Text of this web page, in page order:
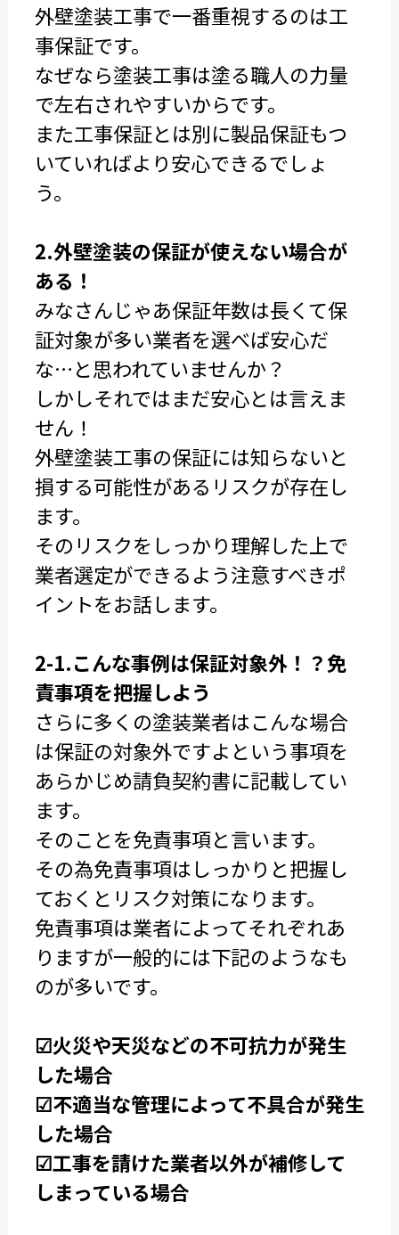
外壁塗装工事で一番重視するのは工
事保証です。
なぜなら塗装工事は塗る職人の力量
で左右されやすいからです。
また工事保証とは別に製品保証もつ
いていればより安心できるでしょ
う。
2.外壁塗装の保証が使えない場合が
ある！
みなさんじゃあ保証年数は長くて保
証対象が多い業者を選べば安心だ
な…と思われていませんか？
しかしそれではまだ安心とは言えま
せん！
外壁塗装工事の保証には知らないと
損する可能性があるリスクが存在し
ます。
そのリスクをしっかり理解した上で
業者選定ができるよう注意すべきポ
イントをお話します。
2-1.こんな事例は保証対象外！？免
責事項を把握しよう
さらに多くの塗装業者はこんな場合
は保証の対象外ですよという事項を
あらかじめ請負契約書に記載してい
ます。
そのことを免責事項と言います。
その為免責事項はしっかりと把握し
ておくとリスク対策になります。
免責事項は業者によってそれぞれあ
りますが一般的には下記のようなも
のが多いです。
☑火災や天災などの不可抗力が発生
した場合
☑不適当な管理によって不具合が発生
した場合
☑工事を請けた業者以外が補修して
しまっている場合